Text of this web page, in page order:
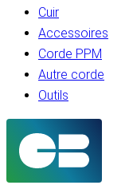
Cuir
Accessoires
Corde PPM
Autre corde
Outils